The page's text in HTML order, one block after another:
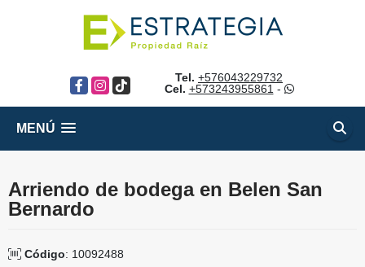
Facebook
Instagram
TikTok
Tel. +576043229732
Cel. +573243955861 -
MENÚ
Arriendo de bodega en Belen San
Bernardo
Código: 10092488